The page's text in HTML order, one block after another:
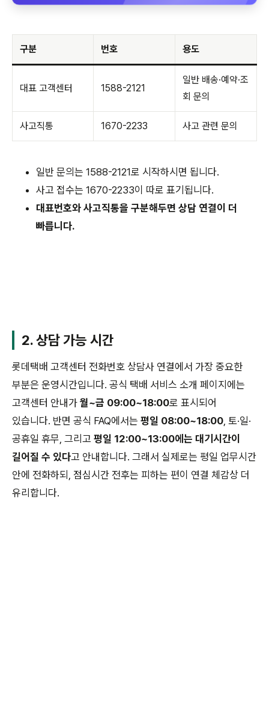
구분 번호 용도
대표 고객센터 1588-2121
일반 배송·예약·조
회 문의
사고직통 1670-2233 사고 관련 문의
일반 문의는 1588-2121로 시작하시면 됩니다.
사고 접수는 1670-2233이 따로 표기됩니다.
대표번호와 사고직통을 구분해두면 상담 연결이 더
빠릅니다.
2. 상담 가능 시간
롯데택배 고객센터 전화번호 상담사 연결에서 가장 중요한
부분은 운영시간입니다. 공식 택배 서비스 소개 페이지에는
고객센터 안내가 월~금 09:00~18:00로 표시되어
있습니다. 반면 공식 FAQ에서는 평일 08:00~18:00, 토·일·
공휴일 휴무, 그리고 평일 12:00~13:00에는 대기시간이
길어질 수 있다고 안내합니다. 그래서 실제로는 평일 업무시간
안에 전화하되, 점심시간 전후는 피하는 편이 연결 체감상 더
유리합니다.